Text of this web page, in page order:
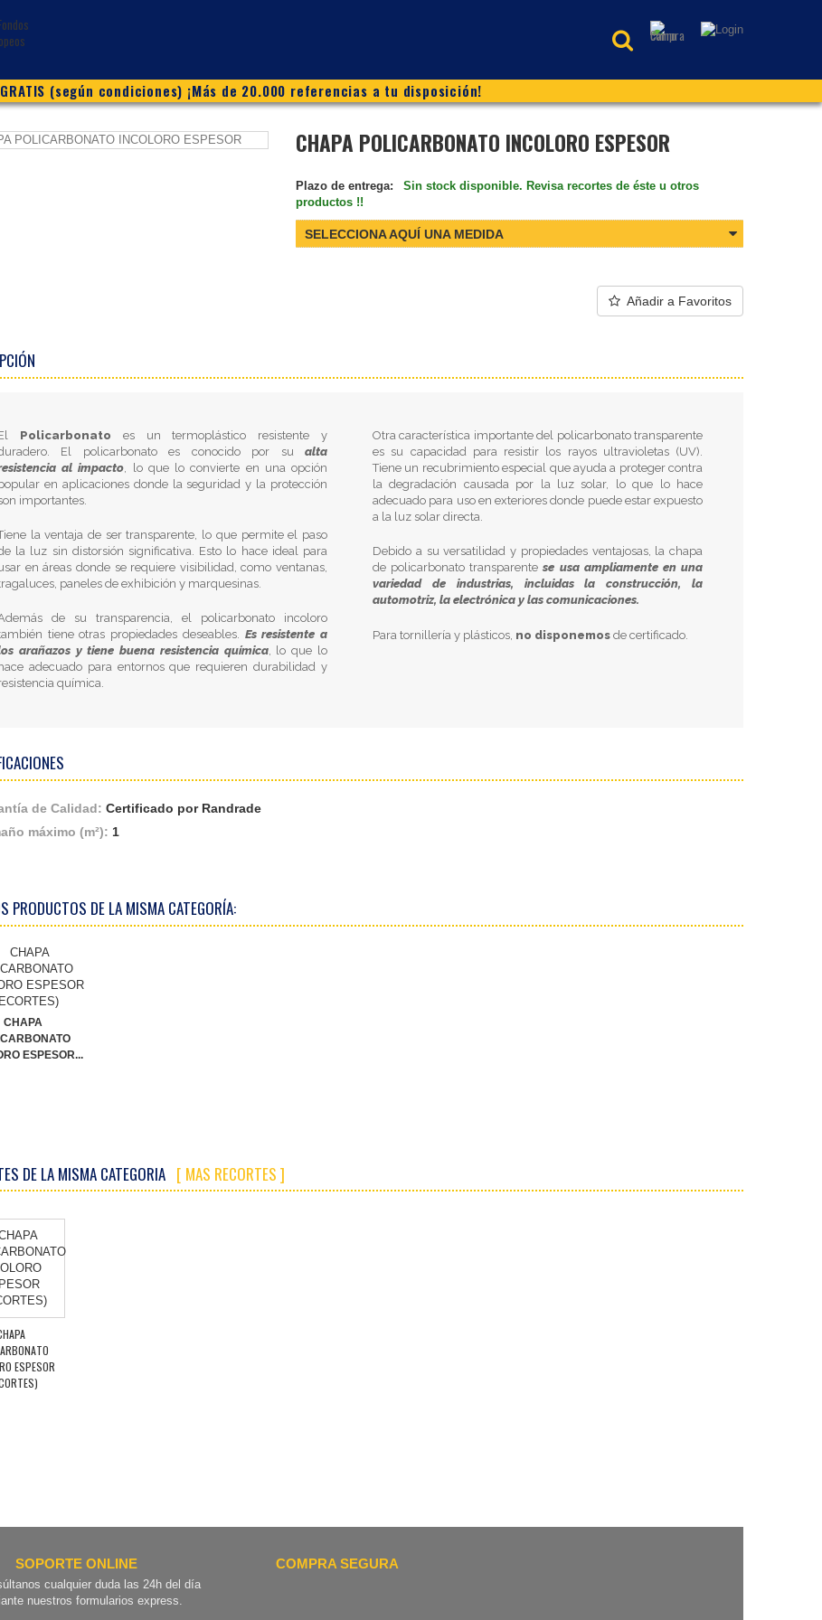
GRATIS (según condiciones) ¡Más de 20.000 referencias a tu disposición!
CHAPA POLICARBONATO INCOLORO ESPESOR
Plazo de entrega:
Sin stock disponible. Revisa recortes de éste u otros
productos !!
SELECCIONA AQUÍ UNA MEDIDA
Añadir a Favoritos
Policarbonato es un termoplástico resistente y
El policarbonato es conocido por sualta
al impacto, lo que lo convierte en una opción
en aplicaciones donde la seguridad y la protección
importantes.
la ventaja de ser transparente, lo que permite el paso
la luz sin distorsión significativa. Esto lo hace ideal para
en áreas donde se requiere visibilidad, como ventanas,
paneles de exhibición y marquesinas.
de su transparencia, el policarbonato incoloro
tiene otras propiedades deseables. Es resistente a
arañazos y tiene buena resistencia química, lo que lo
hace adecuado para entornos que requieren durabilidad y
química.
Otra característica importante del policarbonato transparente
es su capacidad para resistir los rayos ultravioletas (UV).
Tiene un recubrimiento especial que ayuda a proteger contra
la degradación causada por la luz solar, lo que lo hace
adecuado para uso en exteriores donde puede estar expuesto
a la luz solar directa.
Debido a su versatilidad y propiedades ventajosas, la chapa
de policarbonato transparente se usa ampliamente en una
variedad de industrias, incluidas la construcción, la
automotriz, la electrónica y las comunicaciones.
Para tornillería y plásticos, no disponemos de certificado.
de Calidad: Certificado por Randrade
máximo (m²): 1
PRODUCTOS DE LA MISMA CATEGORÍA:
CHAPA
ESPESOR...
DE LA MISMA CATEGORIA [ MAS RECORTES ]
ESPESOR
SOPORTE ONLINE
cualquier duda las 24h del día
nuestros formularios express.
COMPRA SEGURA